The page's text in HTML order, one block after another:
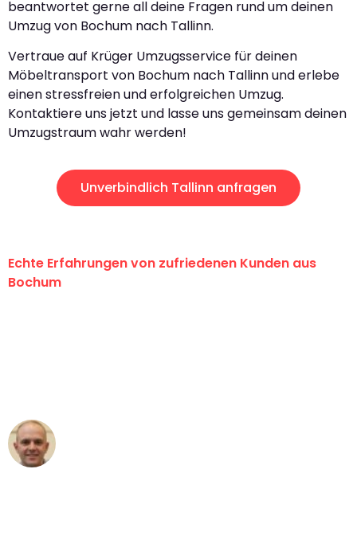
beantwortet gerne all deine Fragen rund um deinen
Umzug von Bochum nach Tallinn.
Vertraue auf Krüger Umzugsservice für deinen
Möbeltransport von Bochum nach Tallinn und erlebe
einen stressfreien und erfolgreichen Umzug.
Kontaktiere uns jetzt und lasse uns gemeinsam deinen
Umzugstraum wahr werden!
Unverbindlich Tallinn anfragen
Echte Erfahrungen von zufriedenen Kunden aus
Bochum